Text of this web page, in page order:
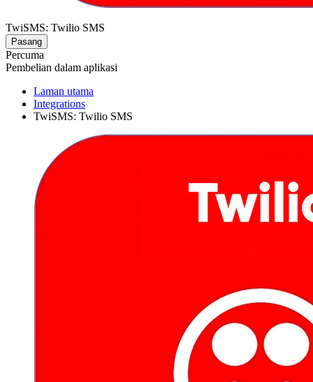
TwiSMS: Twilio SMS
Pasang
Percuma
Pembelian dalam aplikasi
Laman utama
Integrations
TwiSMS: Twilio SMS